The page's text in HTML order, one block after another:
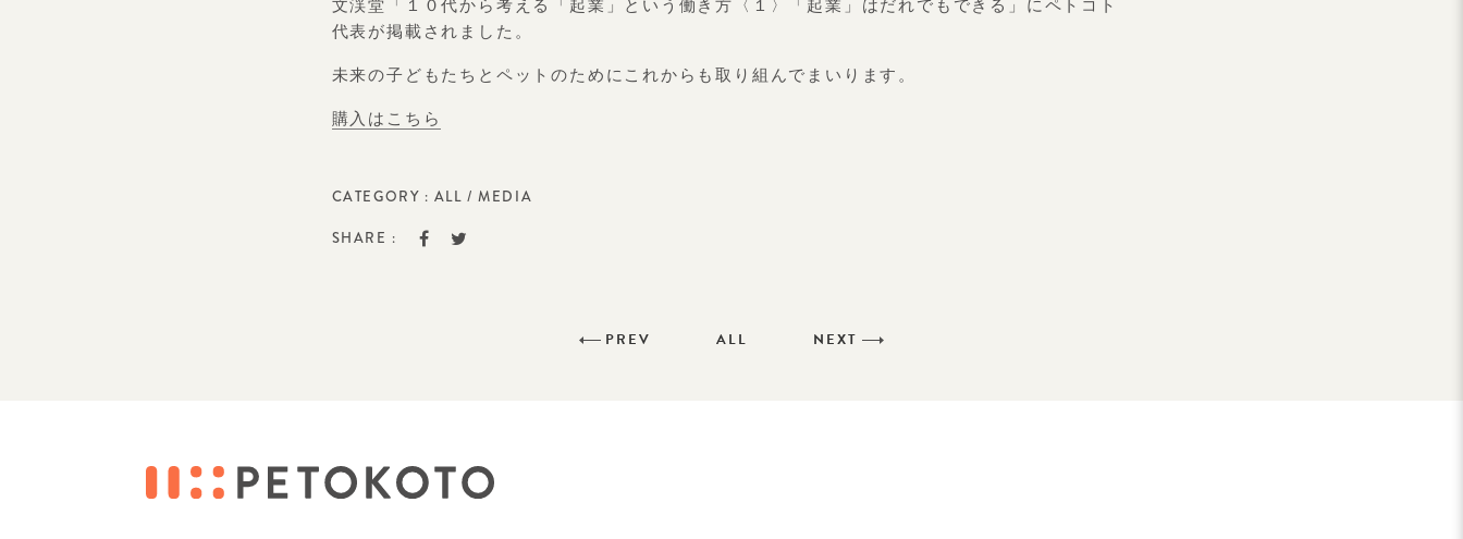
文渓堂「１０代から考える「起業」という働き方〈１〉「起業」はだれでもできる」にペトコト
代表が掲載されました。
未来の子どもたちとペットのためにこれからも取り組んでまいります。
購入はこちら
CATEGORY : ALL /MEDIA
SHARE :
PREV ALL NEXT